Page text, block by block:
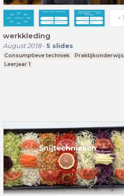
werkkleding
August 2018- 5 slides
Consumptieve techniek
Praktijkonderwijs
Leerjaar 1